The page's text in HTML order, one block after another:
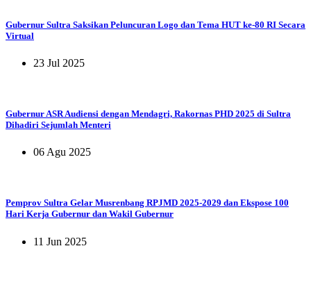
Gubernur Sultra Saksikan Peluncuran Logo dan Tema HUT ke-80 RI Secara
Virtual
23 Jul 2025
Gubernur ASR Audiensi dengan Mendagri, Rakornas PHD 2025 di Sultra
Dihadiri Sejumlah Menteri
06 Agu 2025
Pemprov Sultra Gelar Musrenbang RPJMD 2025-2029 dan Ekspose 100
Hari Kerja Gubernur dan Wakil Gubernur
11 Jun 2025